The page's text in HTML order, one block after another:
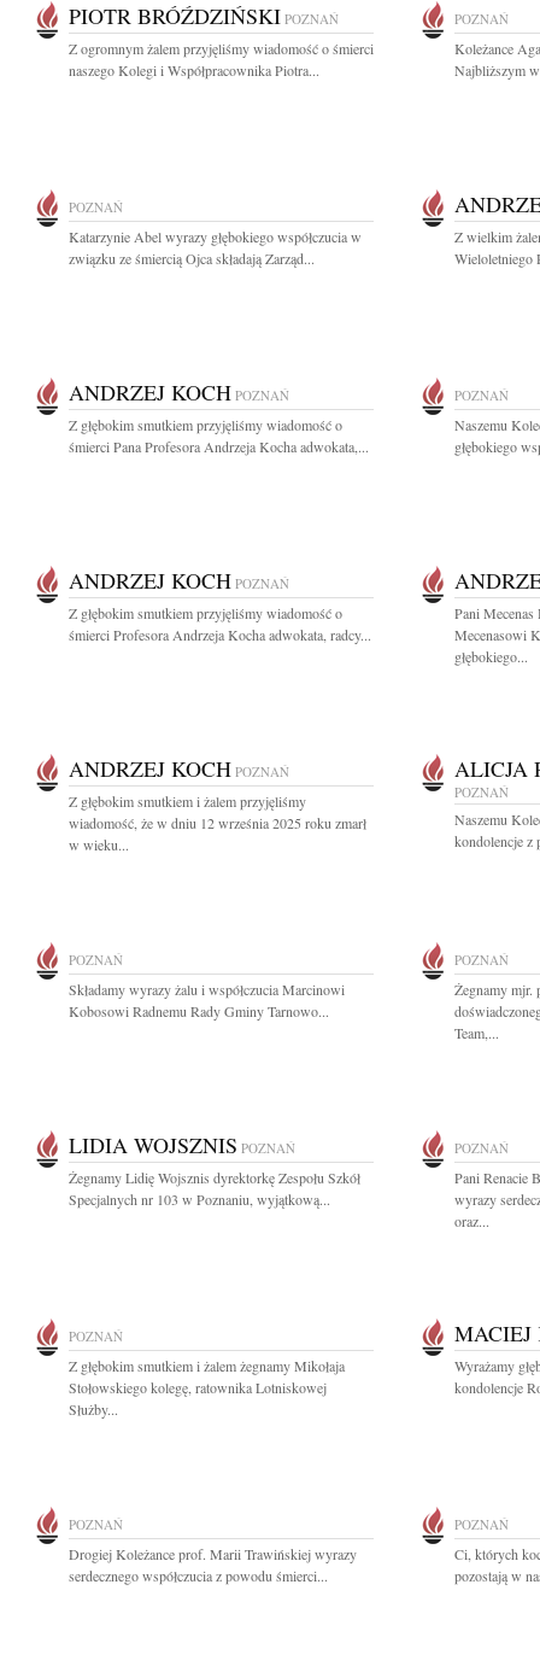
PIOTR BRÓŹDZIŃSKI POZNAŃ
Z ogromnym żalem przyjęliśmy wiadomość o śmierci
naszego Kolegi i Współpracownika Piotra...
POZNAŃ
Koleżance
Najbliższym
POZNAŃ
Katarzynie Abel wyrazy głębokiego współczucia w
związku ze śmiercią Ojca składają Zarząd...
Z wielkim
Wieloletniego
ANDRZEJ KOCH POZNAŃ
Z głębokim smutkiem przyjęliśmy wiadomość o
śmierci Pana Profesora Andrzeja Kocha adwokata,...
POZNAŃ
Naszemu
głębokiego
ANDRZEJ KOCH POZNAŃ
Z głębokim smutkiem przyjęliśmy wiadomość o
śmierci Profesora Andrzeja Kocha adwokata, radcy...
Pani
Mecenasowi
głębokiego...
ANDRZEJ KOCH POZNAŃ
Z głębokim smutkiem i żalem przyjęliśmy
wiadomość, że w dniu 12 września 2025 roku zmarł
w wieku...
ALICJA
POZNAŃ
Naszemu
kondolencje
POZNAŃ
Składamy wyrazy żalu i współczucia Marcinowi
Kobosowi Radnemu Rady Gminy Tarnowo...
POZNAŃ
Żegnamy mjr.
Team,...
LIDIA WOJSZNIS POZNAŃ
Żegnamy Lidię Wojsznis dyrektorkę Zespołu Szkół
Specjalnych nr 103 w Poznaniu, wyjątkową...
POZNAŃ
Pani Renacie
wyrazy
oraz...
POZNAŃ
Z głębokim smutkiem i żalem żegnamy Mikołaja
Stołowskiego kolegę, ratownika Lotniskowej
Służby...
Wyrażamy
kondolencje
POZNAŃ
Drogiej Koleżance prof. Marii Trawińskiej wyrazy
serdecznego współczucia z powodu śmierci...
POZNAŃ
Ci, których
pozostają w